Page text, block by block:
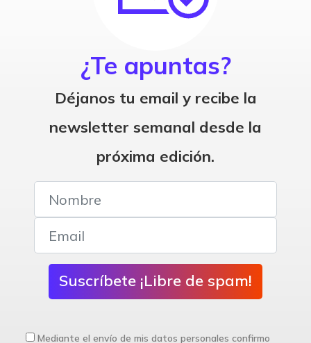
¿Te apuntas?
Déjanos tu email y recibe la
newsletter semanal desde la
próxima edición.
Suscríbete ¡Libre de spam!
Mediante el envío de mis datos personales confirmo